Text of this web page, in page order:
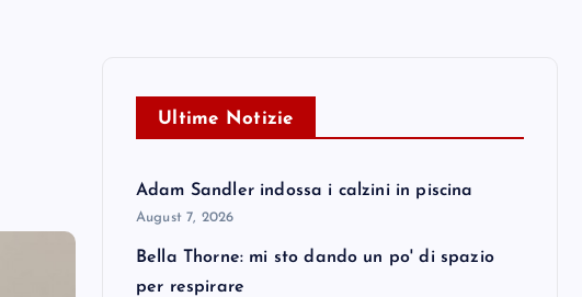
Ultime Notizie
Adam Sandler indossa i calzini in piscina
August 7, 2026
Bella Thorne: mi sto dando un po' di spazio
per respirare